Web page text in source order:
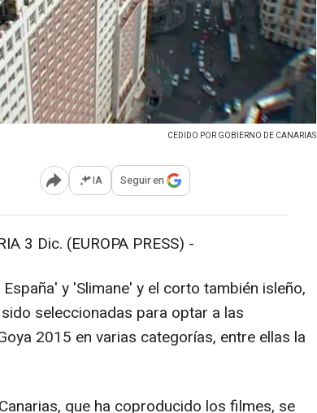
CEDIDO POR GOBIERNO DE CANARIAS
Abrir opciones para compartir
IA Seguir en
3 Dic. (EUROPA PRESS) -
y 'Slimane' y el corto también isleño,
seleccionadas para optar a las
2015 en varias categorías, entre ellas la
que ha coproducido los filmes, se